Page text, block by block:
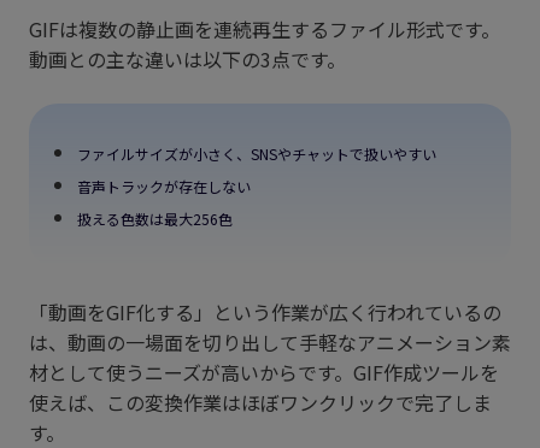
GIFは複数の静止画を連続再生するファイル形式です。
動画との主な違いは以下の3点です。
ファイルサイズが小さく、SNSやチャットで扱いやすい
音声トラックが存在しない
扱える色数は最大256色
「動画をGIF化する」という作業が広く行われているの
は、動画の一場面を切り出して手軽なアニメーション素
材として使うニーズが高いからです。GIF作成ツールを
使えば、この変換作業はほぼワンクリックで完了しま
す。